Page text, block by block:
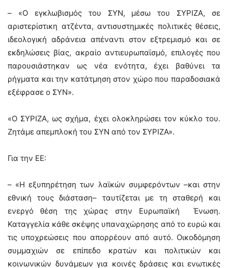
– «Ο εγκλωβισμός του ΣΥΝ, μέσω του ΣΥΡΙΖΑ, σε
αριστερίστικη ατζέντα, αντισυστημικές πολιτικές θέσεις,
ιδεολογική αδράνεια απέναντι στον εξτρεμισμό και σε
εκδηλώσεις βίας, ακραίο αντιευρωπαϊσμό, επιλογές που
παρουσιάστηκαν ως νέα ενότητα, έχει βαθύνει τα
ρήγματα και την κατάτμηση στον χώρο που παραδοσιακά
εξέφρασε ο ΣΥΝ».
«Ο ΣΥΡΙΖΑ, ως σχήμα, έχει ολοκληρώσει τον κύκλο του.
Ζητάμε απεμπλοκή του ΣΥΝ από τον ΣΥΡΙΖΑ».
Για την ΕΕ:
– «Η εξυπηρέτηση των λαϊκών συμφερόντων –και στην
εθνική τους διάσταση– ταυτίζεται με τη σταθερή και
ενεργό θέση της χώρας στην Ευρωπαϊκή Ένωση.
Καταγγελία κάθε σκέψης υπαναχώρησης από το ευρώ και
τις υποχρεώσεις που απορρέουν από αυτό. Οικοδόμηση
συμμαχιών σε επίπεδο κρατών και πολιτικών και
κοινωνικών δυνάμεων για κοινές δράσεις και ενωτικές